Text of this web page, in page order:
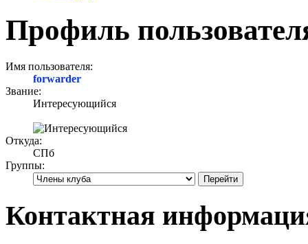
Профиль
Имя пользователя:
forwarder
Звание:
Интересующийся
Откуда:
СПб
Группы:
Контактная